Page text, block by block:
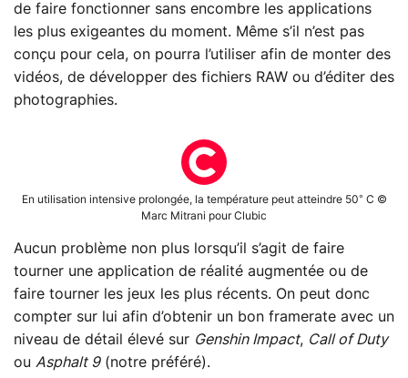
de faire fonctionner sans encombre les applications
les plus exigeantes du moment. Même s’il n’est pas
conçu pour cela, on pourra l’utiliser afin de monter des
vidéos, de développer des fichiers RAW ou d’éditer des
photographies.
En utilisation intensive prolongée, la température peut atteindre 50° C ©
Marc Mitrani pour Clubic
Aucun problème non plus lorsqu’il s’agit de faire
tourner une application de réalité augmentée ou de
faire tourner les jeux les plus récents. On peut donc
compter sur lui afin d’obtenir un bon framerate avec un
niveau de détail élevé sur Genshin Impact, Call of Duty
ou Asphalt 9(notre préféré).